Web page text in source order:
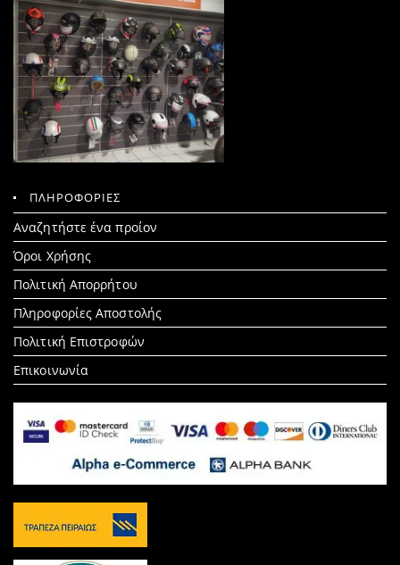
ΠΛΗΡΟΦΟΡΙΕΣ
Αναζητήστε ένα προίον
Search
for:
Όροι Χρήσης
Πολιτική Απορρήτου
Πληροφορίες Αποστολής
Πολιτική Επιστροφών
Επικοινωνία